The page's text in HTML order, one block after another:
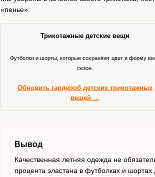
«пенье»:
Трикотажные детские вещи
Футболки и шорты, которые сохраняют цвет и форму
сезон.
Обновить гардероб детских трикотажных
вещей →
Вывод
Качественная летняя одежда не
процента эластана в футболках и